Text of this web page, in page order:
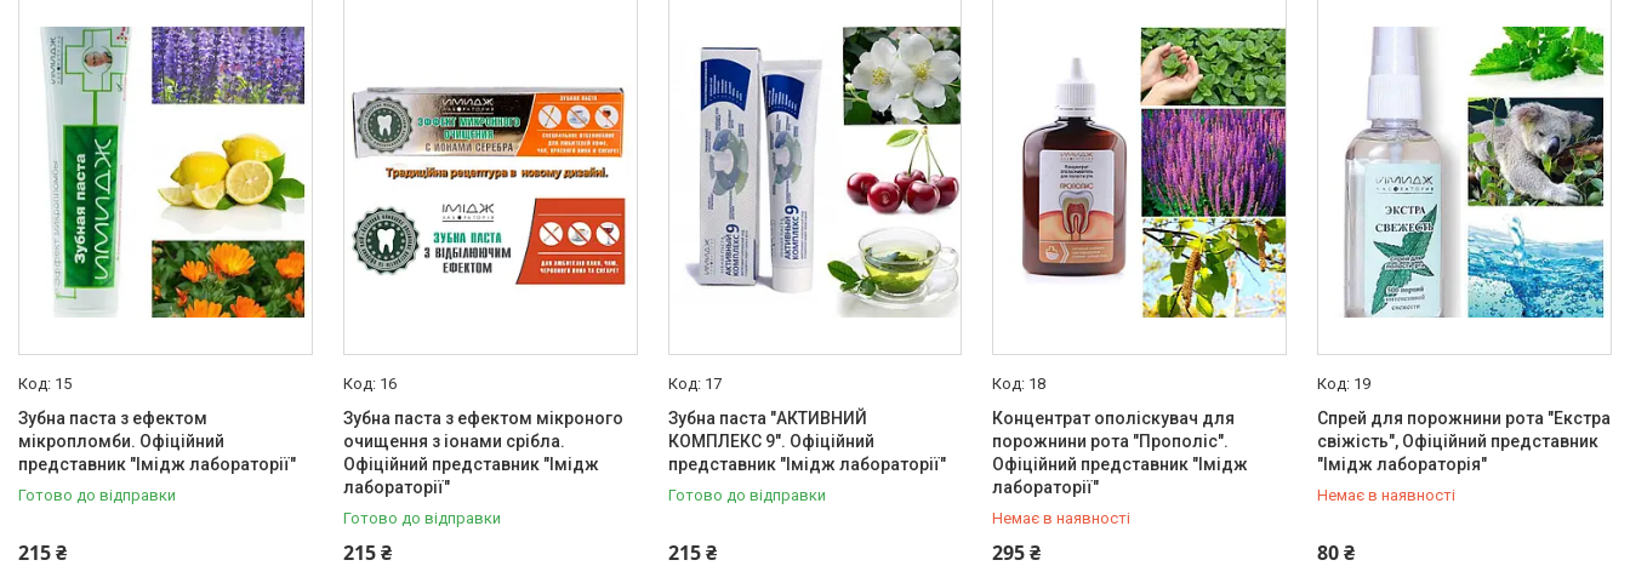
Товари та послуги
Новини
Статті
Про нас
Відгуки
Поширені запитання
Доставка та оплата
15
Зубна паста з ефектом
мікропломби. Офіційний
представник "Імідж лабораторії"
Готово до відправки
215 ₴
16
Зубна паста з ефектом мікроного
очищення з іонами срібла.
Офіційний представник "Імідж
лабораторії"
Готово до відправки
215 ₴
17
Зубна паста "АКТИВНИЙ
КОМПЛЕКС 9". Офіційний
представник "Імідж лабораторії"
Готово до відправки
215 ₴
18
Концентрат ополіскувач для
порожнини рота "Прополіс".
Офіційний представник "Імідж
лабораторії"
Немає в наявності
295 ₴
+380 (50) 579-79-28
19
Спрей для порожнини рота "Екстра
свіжість", Офіційний представник
"Імідж лабораторія"
Немає в наявності
80 ₴
+380 (50) 579-79-28